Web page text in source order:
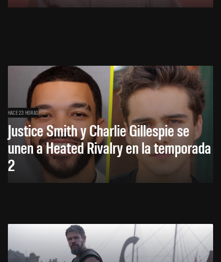
HACE 23 HORAS
Justice Smith y Charlie Gillespie se
unen a Heated Rivalry en la temporada
2